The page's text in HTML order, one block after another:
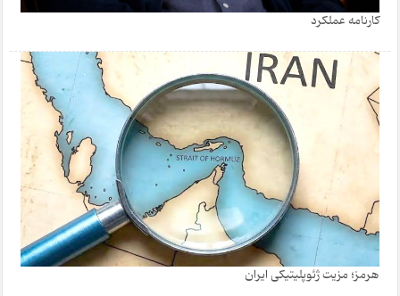
کارنامه عملکرد
هرمز؛ مزیت ژئوپلیتیکی ایران